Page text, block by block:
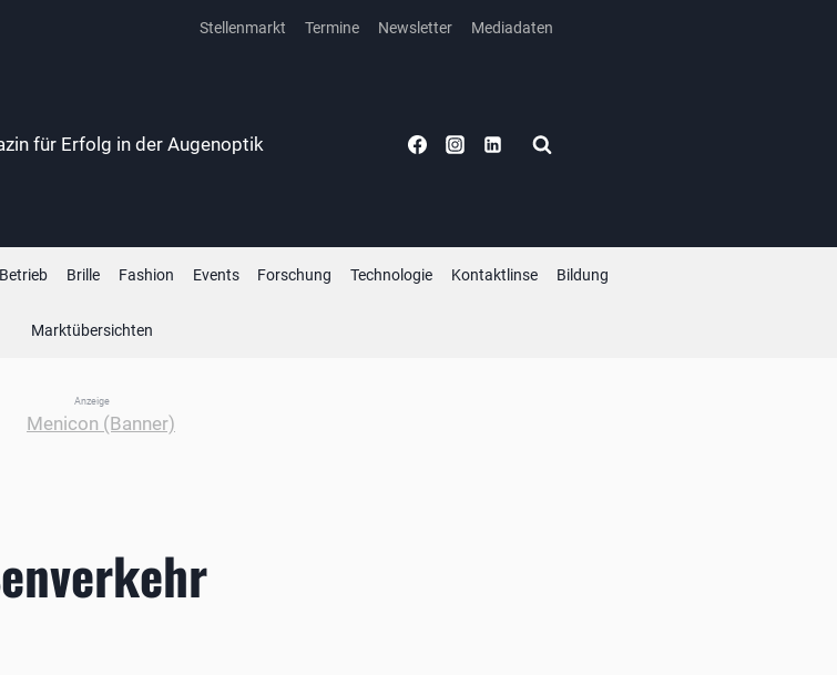
Stellenmarkt Termine Newsletter Mediadaten
für Erfolg in der Augenoptik
Betrieb Brille Fashion Events Forschung Technologie Kontaktlinse Bildung
Marktübersichten
Anzeige